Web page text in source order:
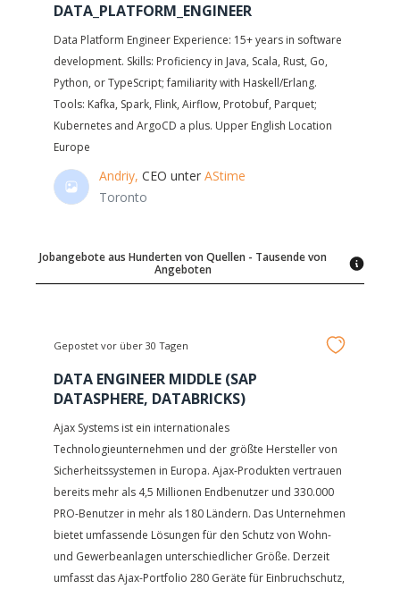
DATA_PLATFORM_ENGINEER
Data Platform Engineer Experience: 15+ years in software
development. Skills: Proficiency in Java, Scala, Rust, Go,
Python, or TypeScript; familiarity with Haskell/Erlang.
Tools: Kafka, Spark, Flink, Airflow, Protobuf, Parquet;
Kubernetes and ArgoCD a plus. Upper English Location
Europe
Andriy, CEO unter AStime
Toronto
Jobangebote aus Hunderten von Quellen - Tausende von
Angeboten
Gepostet vor über 30 Tagen
DATA ENGINEER MIDDLE (SAP
DATASPHERE, DATABRICKS)
Ajax Systems ist ein internationales
Technologieunternehmen und der größte Hersteller von
Sicherheitssystemen in Europa. Ajax-Produkten vertrauen
bereits mehr als 4,5 Millionen Endbenutzer und 330.000
PRO-Benutzer in mehr als 180 Ländern. Das Unternehmen
bietet umfassende Lösungen für den Schutz von Wohn-
und Gewerbeanlagen unterschiedlicher Größe. Derzeit
umfasst das Ajax-Portfolio 280 Geräte für Einbruchschutz,